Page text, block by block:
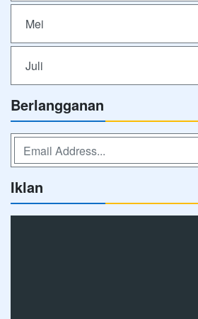
Mei
Juli
Berlangganan
Iklan